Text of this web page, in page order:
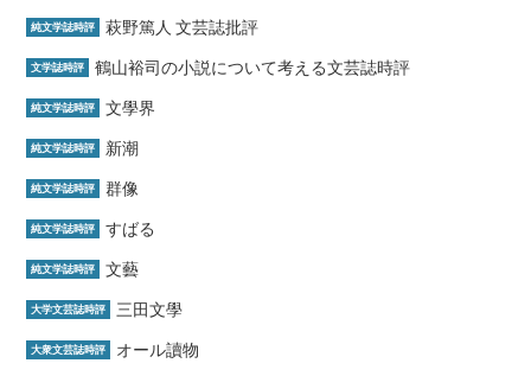
純文学誌時評 萩野篤人 文芸誌批評
文学誌時評 鶴山裕司の小説について考える文芸誌時評
純文学誌時評 文學界
純文学誌時評 新潮
純文学誌時評 群像
純文学誌時評 すばる
純文学誌時評 文藝
大学文芸誌時評 三田文學
大衆文芸誌時評 オール讀物